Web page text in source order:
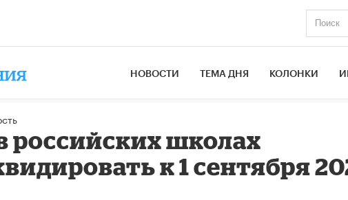
НОВОСТИ ТЕМА ДНЯ КОЛОНКИ
российских школах
к 1 сентября